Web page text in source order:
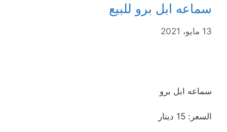
سماعه ابل برو للبيع
13 مايو، 2021
سماعه ابل برو
السعر: 15 دينار